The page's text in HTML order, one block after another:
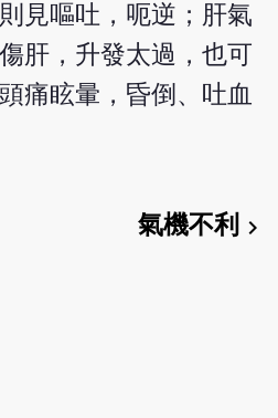
見嘔吐，呃逆；肝氣
肝，升發太過，也可
痛眩暈，昏倒、吐血
氣機不利chevron_right